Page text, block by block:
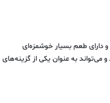
دارای طعم بسیار خوشمزه‌ای
به عنوان یکی از گزینه‌های